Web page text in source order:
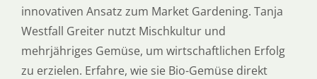
innovativen Ansatz zum Market Gardening. Tanja
Westfall Greiter nutzt Mischkultur und
mehrjähriges Gemüse, um wirtschaftlichen Erfolg
zu erzielen. Erfahre, wie sie Bio-Gemüse direkt